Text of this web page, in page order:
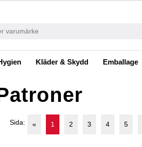
Kläder & Skydd Emballage
Sida: « 1 2 3 4 5